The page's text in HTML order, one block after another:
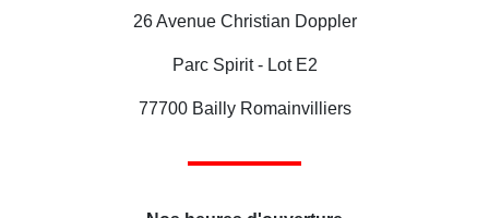
26 Avenue Christian Doppler
Parc Spirit - Lot E2
77700 Bailly Romainvilliers